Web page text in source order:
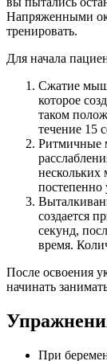
Напряженными
тренировать.
Для начала
Сжатие
которое
таком
течение 15
Ритмичные
нескольких
постепенно
создается
секунд,
время.
После освоения
начинать
При